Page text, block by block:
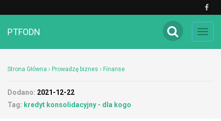
PTFODN
Strona Główna Prowadzę biznes Finanse
Dodano: 2021-12-22
Tag: kredyt konsolidacyjny - dla kogo